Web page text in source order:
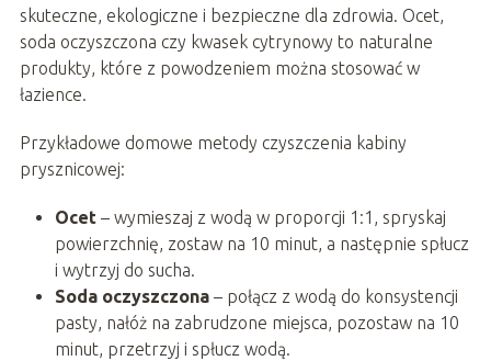
skuteczne, ekologiczne i bezpieczne dla zdrowia. Ocet,
soda oczyszczona czy kwasek cytrynowy to naturalne
produkty, które z powodzeniem można stosować w
łazience.
Przykładowe domowe metody czyszczenia kabiny
prysznicowej:
Ocet– wymieszaj z wodą w proporcji 1:1, spryskaj
powierzchnię, zostaw na 10 minut, a następnie spłucz
i wytrzyj do sucha.
Soda oczyszczona– połącz z wodą do konsystencji
pasty, nałóż na zabrudzone miejsca, pozostaw na 10
minut, przetrzyj i spłucz wodą.